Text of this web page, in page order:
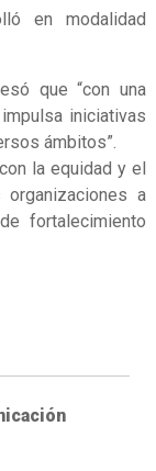
en modalidad
que “con una
iniciativas
ámbitos”.
la equidad y el
a
fortalecimiento